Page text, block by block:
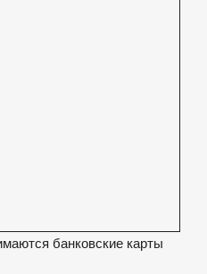
банковские карты